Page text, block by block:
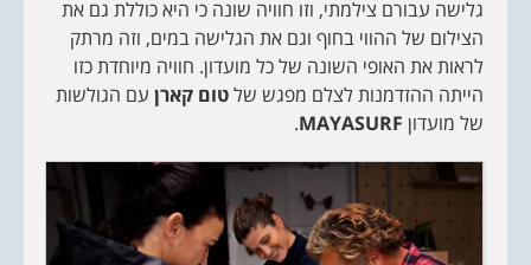
גלישה עבורם צילמתי, וזו חוויה שונה כי היא כוללת גם את
הצילום של ההווי בחוף וגם את הגלישה במים, וזה מרתק
לראות את האופי השונה של כל מועדון. חוויה מיוחדת כזו
הייתה ההזדמנות לצלם מפגש שלטום קארן עם הגולשות
של מועדון MAYASURF
.